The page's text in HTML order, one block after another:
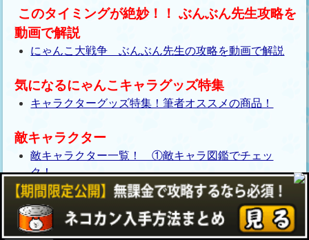
このタイミングが絶妙！！ ぶんぶん先生攻略を
動画で解説
にゃんこ大戦争 ぶんぶん先生の攻略を動画で解説
気になるにゃんこキャラグッズ特集
キャラクターグッズ特集！筆者オススメの商品！
敵キャラクター
敵キャラクター一覧！ ①敵キャラ図鑑でチェッ
ク！
敵キャラクター一覧！ ② ラスボスはカオル君？
敵キャラクター一覧！ ③手ごわいボスキャラた
ち！